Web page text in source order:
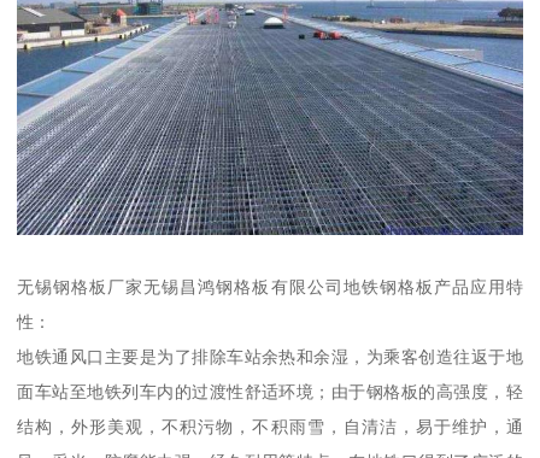
无锡钢格板厂家无锡昌鸿钢格板有限公司地铁钢格板产品应用特
性：
地铁通风口主要是为了排除车站余热和余湿，为乘客创造往返于地
面车站至地铁列车内的过渡性舒适环境；由于钢格板的高强度，轻
结构，外形美观，不积污物，不积雨雪，自清洁，易于维护，通